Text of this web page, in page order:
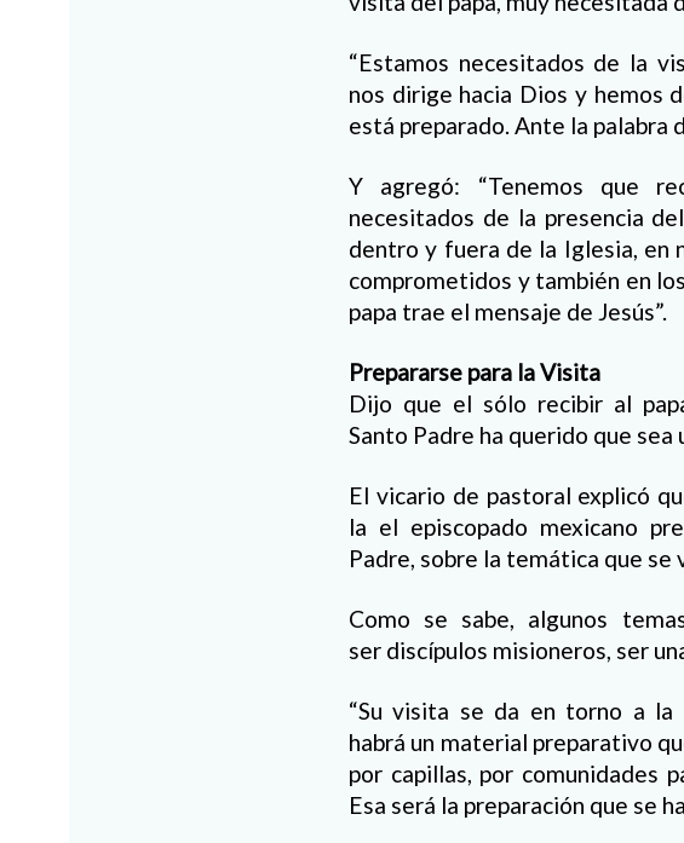
“Estamos necesitados de la
nos dirige hacia Dios y hemos
está preparado. Ante la palabra
Y agregó: “Tenemos que
necesitados de la presencia
dentro y fuera de la Iglesia, en
comprometidos y también en
papa trae el mensaje de Jesús”.
Prepararse para la Visita
Dijo que el sólo recibir al
Santo Padre ha querido que
El vicario de pastoral explicó
la el episcopado mexicano
Padre, sobre la temática que se
Como se sabe, algunos
ser discípulos misioneros, ser
“Su visita se da en torno a la
habrá un material preparativo
por capillas, por comunidades
Esa será la preparación que se